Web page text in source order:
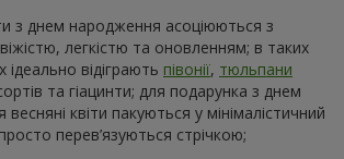
з днем народження асоціюються з
легкістю та оновленням; в таких
ідеально відіграють півонії, тюльпани
та гіацинти; для подарунка з днем
квіти пакуються у мінімалістичний
перев’язуються стрічкою;